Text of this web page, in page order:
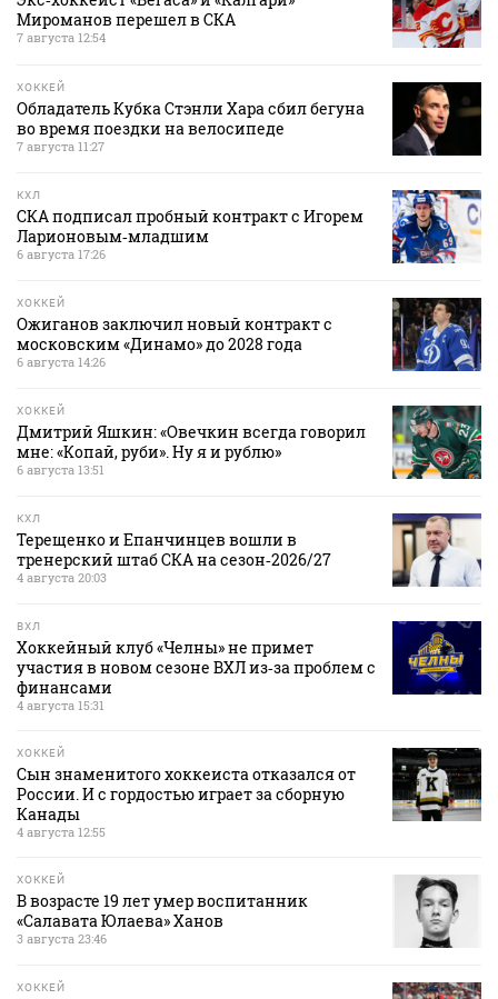
Мироманов перешел в СКА
7 августа 12:54
ХОККЕЙ
Обладатель Кубка Стэнли Хара сбил бегуна
во время поездки на велосипеде
7 августа 11:27
КХЛ
СКА подписал пробный контракт с Игорем
Ларионовым‑младшим
6 августа 17:26
ХОККЕЙ
Ожиганов заключил новый контракт с
московским «Динамо» до 2028 года
6 августа 14:26
ХОККЕЙ
Дмитрий Яшкин: «Овечкин всегда говорил
мне: «Копай, руби». Ну я и рублю»
6 августа 13:51
КХЛ
Терещенко и Епанчинцев вошли в
тренерский штаб СКА на сезон‑2026/27
4 августа 20:03
ВХЛ
Хоккейный клуб «Челны» не примет
участия в новом сезоне ВХЛ из‑за проблем с
финансами
4 августа 15:31
ХОККЕЙ
Сын знаменитого хоккеиста отказался от
России. И с гордостью играет за сборную
Канады
4 августа 12:55
ХОККЕЙ
В возрасте 19 лет умер воспитанник
«Салавата Юлаева» Ханов
3 августа 23:46
ХОККЕЙ